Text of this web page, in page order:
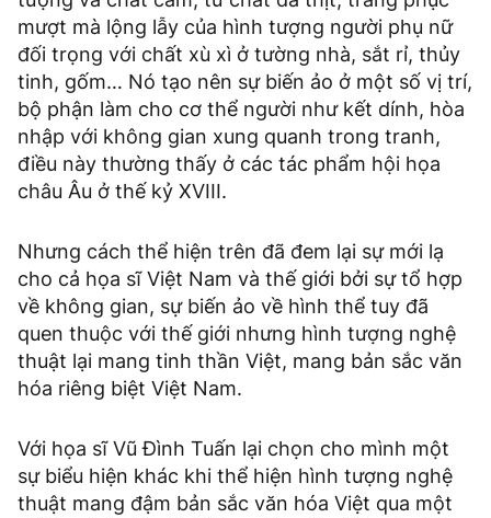
mượt mà lộng lẫy của hình tượng người phụ nữ
đối trọng với chất xù xì ở tường nhà, sắt rỉ, thủy
tinh, gốm… Nó tạo nên sự biến ảo ở một số vị trí,
bộ phận làm cho cơ thể người như kết dính, hòa
nhập với không gian xung quanh trong tranh,
điều này thường thấy ở các tác phẩm hội họa
châu Âu ở thế kỷ XVIII.
Nhưng cách thể hiện trên đã đem lại sự mới lạ
cho cả họa sĩ Việt Nam và thế giới bởi sự tổ hợp
về không gian, sự biến ảo về hình thể tuy đã
quen thuộc với thế giới nhưng hình tượng nghệ
thuật lại mang tinh thần Việt, mang bản sắc văn
hóa riêng biệt Việt Nam.
Với họa sĩ Vũ Đình Tuấn lại chọn cho mình một
sự biểu hiện khác khi thể hiện hình tượng nghệ
thuật mang đậm bản sắc văn hóa Việt qua một